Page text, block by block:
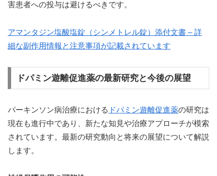
害患者への投与は避けるべきです。
アマンタジン塩酸塩錠（シンメトレル錠）添付文書 – 詳
細な副作用情報と注意事項が記載されています
ドパミン遊離促進薬の最新研究と今後の展望
パーキンソン病治療における ドパミン遊離促進薬の研究は
現在も進行中であり、新たな知見や治療アプローチが模索
されています。最新の研究動向と将来の展望について解説
します。